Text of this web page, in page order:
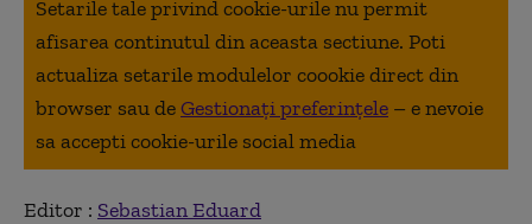
Setarile tale privind cookie-urile nu permit
afisarea continutul din aceasta sectiune. Poti
actualiza setarile modulelor coookie direct din
browser sau deGestionați preferințele – e nevoie
sa accepti cookie-urile social media
Editor : Sebastian Eduard